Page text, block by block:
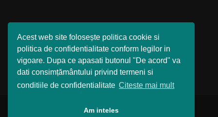
Acest web site folosește politica cookie si
politica de confidentialitate conform legilor in
vigoare. Dupa ce apasati butonul "De acord" va
dati consimțământului privind termeni si
conditiile de confidentialitate Citeste mai mult
Am inteles
© SM Live , Agentie de publicitate